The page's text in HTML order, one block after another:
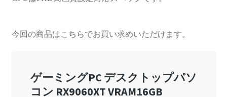
今回の商品はこちらでお買い求めいただけます。